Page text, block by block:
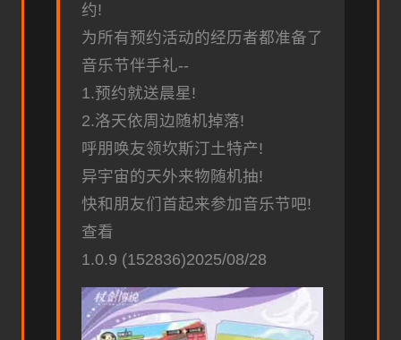
约!
为所有预约活动的经历者都准备了
音乐节伴手礼--
1.预约就送晨星!
2.洛天依周边随机掉落!
呼朋唤友领坎斯汀土特产!
异宇宙的天外来物随机抽!
快和朋友们首起来参加音乐节吧!
查看
1.0.9 (152836)2025/08/28